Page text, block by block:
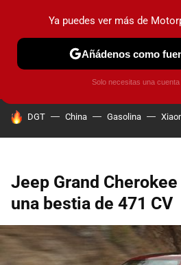
PRUEBAS COCHES ELÉCTRICOS
HOY SE HABLA DE
DGT China Gasolina
Jeep Grand Cherokee
una bestia de 471 CV
Ya puedes ver más de
Añádenos como
Solo necesitas una